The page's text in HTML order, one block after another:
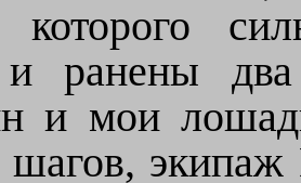
которого
и ранены
и мои
шагов,